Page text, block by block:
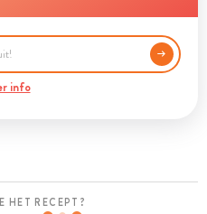
info
HET RECEPT?